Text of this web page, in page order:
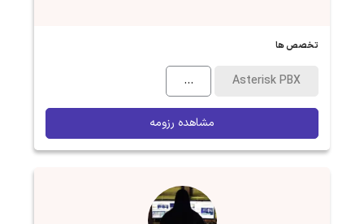
تخصص ها
Asterisk PBX
...
مشاهده رزومه